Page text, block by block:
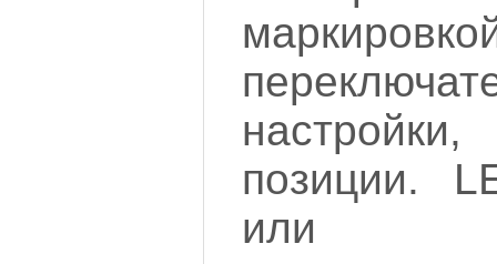
позиции.
или